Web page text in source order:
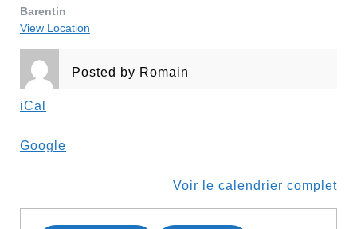
Barentin
View Location
Posted by Romain
iCal
Google
Voir le calendrier complet